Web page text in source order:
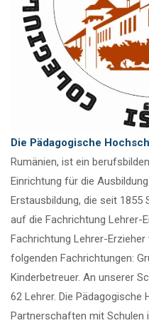
Die Pädagogische
Rumänien, ist ein
Einrichtung für die
Erstausbildung, die seit 1855
auf die Fachrichtung Lehrer-
Fachrichtung Lehrer-
folgenden Fachrichtungen:
Kinderbetreuer. An unserer
62 Lehrer. Die Pädagogische
Partnerschaften mit Schulen